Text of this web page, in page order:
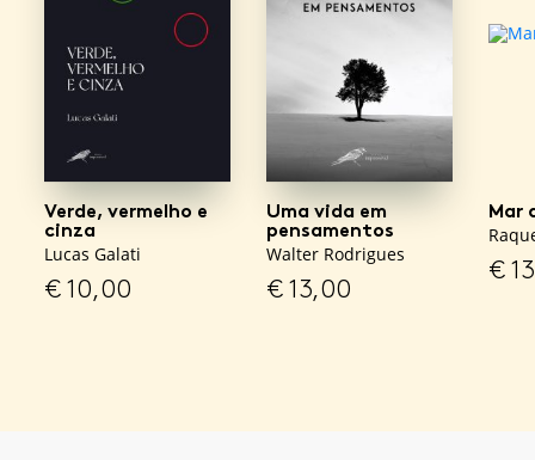
Verde, vermelho e
cinza
Lucas Galati
€10,00
Uma vida em
pensamentos
Walter Rodrigues
€13,00
Mar
€